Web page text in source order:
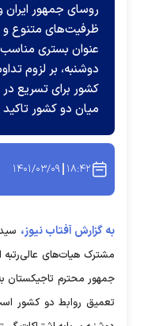
روسای جمهور ایران
ظرفیت‌های متنوع
عنوان بستری مناسب
دوشنبه، بر لزوم
کشور برای تسریع
میان دو کشور تاکید
۱۸:۴۲ ۱۴۰۱/۰۳/۰۹
به گزارش آفتاب نیوز،
مشترک هیات‌های عالی‌رتبه
جمهور محترم تاجیکستان
تعمیق روابط دو کشور